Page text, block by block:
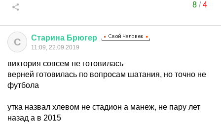
8/4
С Старина Брюгер
11:09, 22.09.2019
виктория совсем не готовилась
верней готовилась по вопросам шатания, но точно не
футбола
утка назвал хлевом не стадион а манеж, не пару лет
назад а в 2015